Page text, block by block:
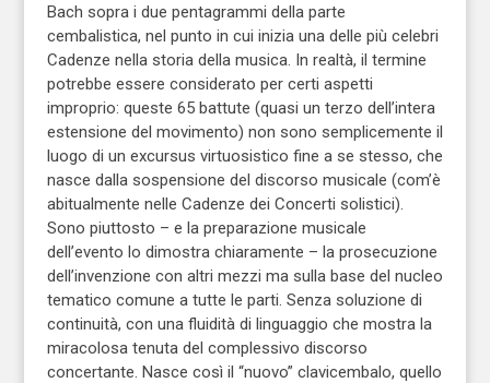
Bach sopra i due pentagrammi della parte
cembalistica, nel punto in cui inizia una delle più celebri
Cadenze nella storia della musica. In realtà, il termine
potrebbe essere considerato per certi aspetti
improprio: queste 65 battute (quasi un terzo dell’intera
estensione del movimento) non sono semplicemente il
luogo di un excursus virtuosistico fine a se stesso, che
nasce dalla sospensione del discorso musicale (com’è
abitualmente nelle Cadenze dei Concerti solistici).
Sono piuttosto – e la preparazione musicale
dell’evento lo dimostra chiaramente – la prosecuzione
dell’invenzione con altri mezzi ma sulla base del nucleo
tematico comune a tutte le parti. Senza soluzione di
continuità, con una fluidità di linguaggio che mostra la
miracolosa tenuta del complessivo discorso
concertante. Nasce così il “nuovo” clavicembalo, quello